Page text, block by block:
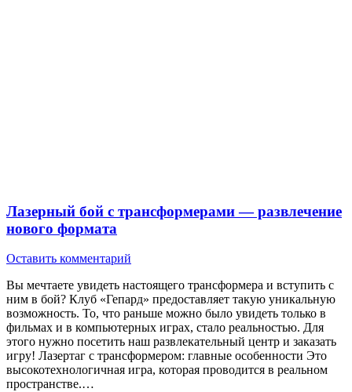
Лазерный бой с трансформерами — развлечение
нового формата
Оставить комментарий
Вы мечтаете увидеть настоящего трансформера и вступить с
ним в бой? Клуб «Гепард» предоставляет такую уникальную
возможность. То, что раньше можно было увидеть только в
фильмах и в компьютерных играх, стало реальностью. Для
этого нужно посетить наш развлекательный центр и заказать
игру! Лазертаг с трансформером: главные особенности Это
высокотехнологичная игра, которая проводится в реальном
пространстве.…